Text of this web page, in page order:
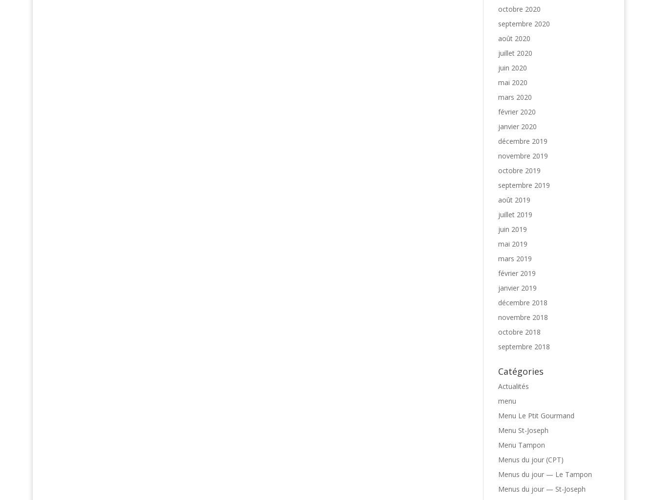
octobre 2020
septembre 2020
août 2020
juillet 2020
juin 2020
mai 2020
mars 2020
février 2020
janvier 2020
décembre 2019
novembre 2019
octobre 2019
septembre 2019
août 2019
juillet 2019
juin 2019
mai 2019
mars 2019
février 2019
janvier 2019
décembre 2018
novembre 2018
octobre 2018
septembre 2018
Catégories
Actualités
menu
Menu Le Ptit Gourmand
Menu St-Joseph
Menu Tampon
Menus du jour (CPT)
Menus du jour — Le Tampon
Menus du jour — St-Joseph